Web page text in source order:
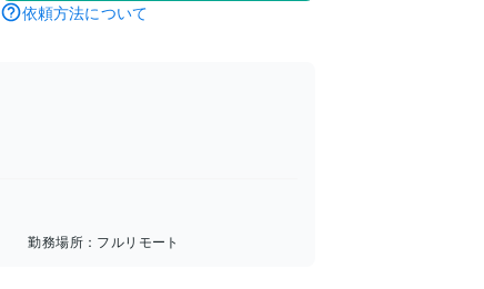
依頼方法について
勤務場所： フルリモート